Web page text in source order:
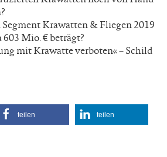
Krawatten & Fliegen 2019
Mio. € beträgt?
mit Krawatte verboten« – Schild
teilen teilen